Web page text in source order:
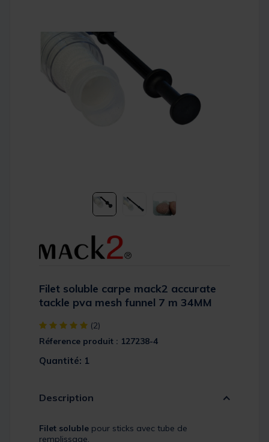
Filet soluble carpe mack2 accurate
tackle pva mesh funnel 7 m 34MM
[object Object] out of 5 Customer Rating
(2)
Réference produit : 127238-4
Quantité: 1
Description
Filet soluble pour sticks avec tube de
remplissage.